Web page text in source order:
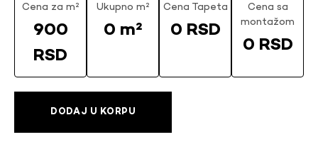
Cena za m²
900
RSD
Ukupno m²
0 m²
Cena Tapeta
0 RSD
Cena sa
montažom
0 RSD
DODAJ U KORPU